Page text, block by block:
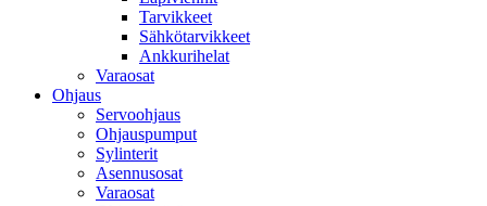
Tarvikkeet
Sähkötarvikkeet
Ankkurihelat
Varaosat
Ohjaus
Servoohjaus
Ohjauspumput
Sylinterit
Asennusosat
Varaosat